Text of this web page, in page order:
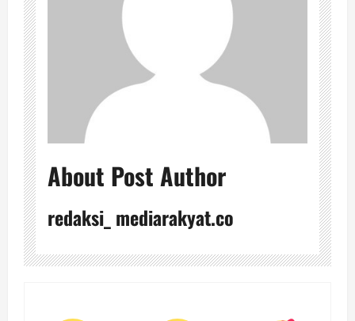
About Post Author
redaksi_ mediarakyat.co